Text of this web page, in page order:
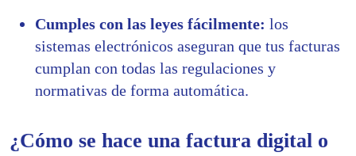
Cumples con las leyes fácilmente: los
sistemas electrónicos aseguran que tus facturas
cumplan con todas las regulaciones y
normativas de forma automática.
¿Cómo se hace una factura digital o